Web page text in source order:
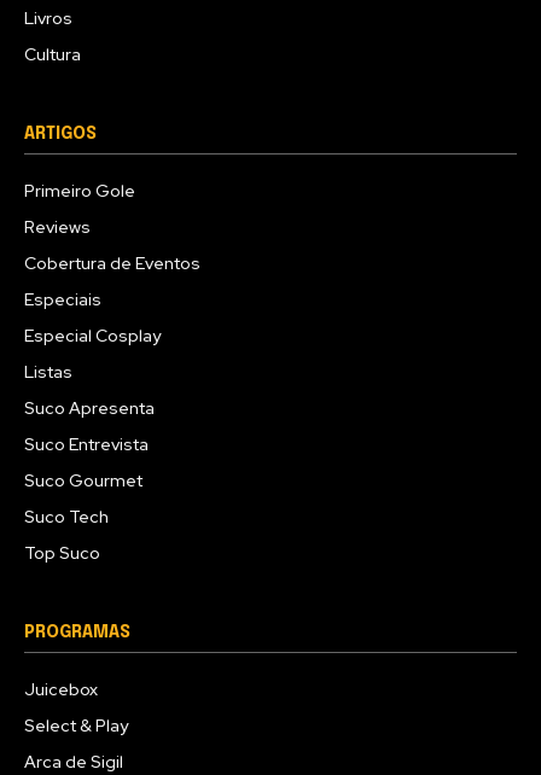
Livros
Cultura
ARTIGOS
Primeiro Gole
Reviews
Cobertura de Eventos
Especiais
Especial Cosplay
Listas
Suco Apresenta
Suco Entrevista
Suco Gourmet
Suco Tech
Top Suco
PROGRAMAS
Juicebox
Select & Play
Arca de Sigil